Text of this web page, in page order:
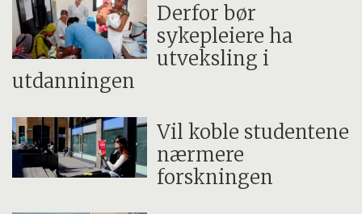
Derfor bør
sykepleiere ha
utveksling i
utdanningen
Vil koble studentene
nærmere
forskningen